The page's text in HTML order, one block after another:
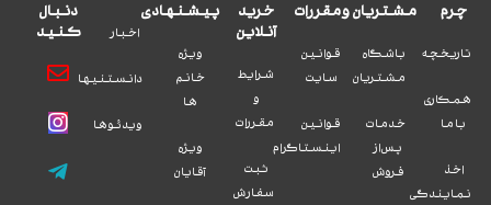
چرم
تاریخچه
همکاری
با ما
اخذ
نمایندگی
مشتریان
باشگاه
مشتریان
خدمات
پس از
فروش
و مقررات
قوانین
سایت
قوانین
اینستاگرام
خرید
آنلاین
شرایط
و
مقررات
ثبت
سفارش
پیشنهادی
ویژه
خانم
ها
ویژه
آقایان
اخبار
دانستنیها
ویدئوها
دنبال
کنید